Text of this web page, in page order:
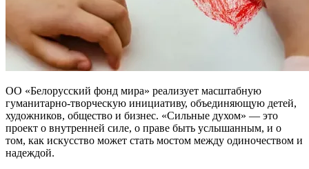
ОО «Белорусский фонд мира» реализует масштабную
гуманитарно-творческую инициативу, объединяющую детей,
художников, общество и бизнес. «Сильные духом» — это
проект о внутренней силе, о праве быть услышанным, и о
том, как искусство может стать мостом между одиночеством и
надеждой.